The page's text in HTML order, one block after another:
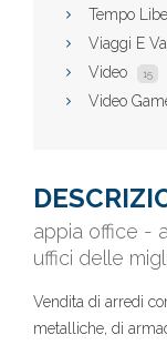
Tempo
Viaggi E
Video 15
Video
appia office -
uffici delle
Vendita di arredi
metalliche, di